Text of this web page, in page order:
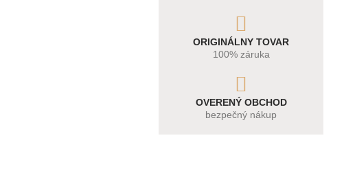
ORIGINÁLNY TOVAR
100% záruka
OVERENÝ OBCHOD
bezpečný nákup